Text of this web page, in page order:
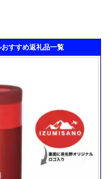
すすめ返礼品一覧